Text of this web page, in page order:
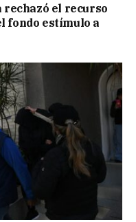
rechazó el recurso
fondo estímulo a